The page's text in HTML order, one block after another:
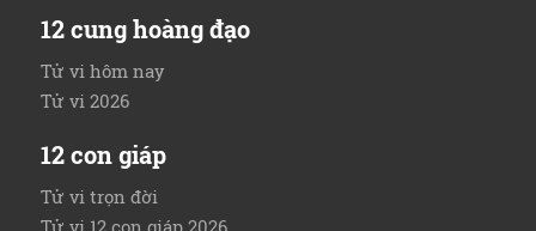
12 cung hoàng đạo
Tử vi hôm nay
Tử vi 2026
12 con giáp
Tử vi trọn đời
Tử vi 12 con giáp 2026